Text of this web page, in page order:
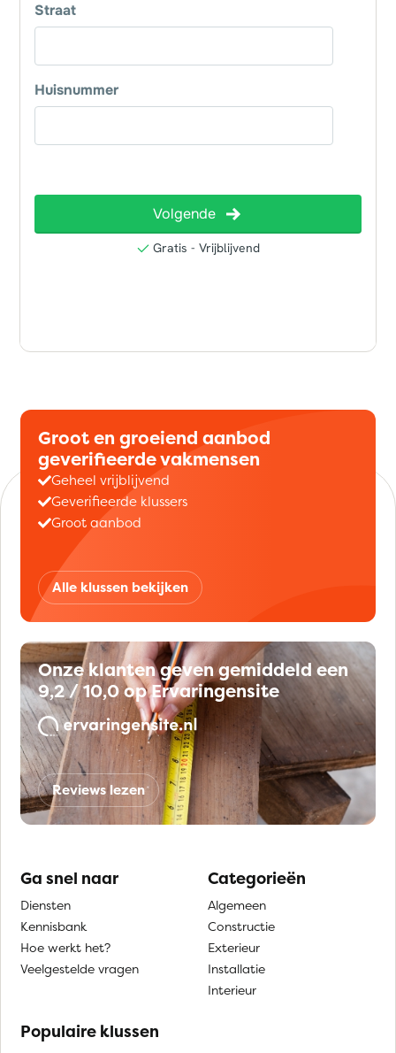
Groot en groeiend aanbod
geverifieerde vakmensen
Geheel vrijblijvend
Geverifieerde klussers
Groot aanbod
Alle klussen bekijken
Onze klanten geven gemiddeld een
9,2 / 10,0 op Ervaringensite
Reviews lezen
Ga snel naar
Diensten
Kennisbank
Hoe werkt het?
Veelgestelde vragen
Categorieën
Algemeen
Constructie
Exterieur
Installatie
Interieur
Populaire klussen